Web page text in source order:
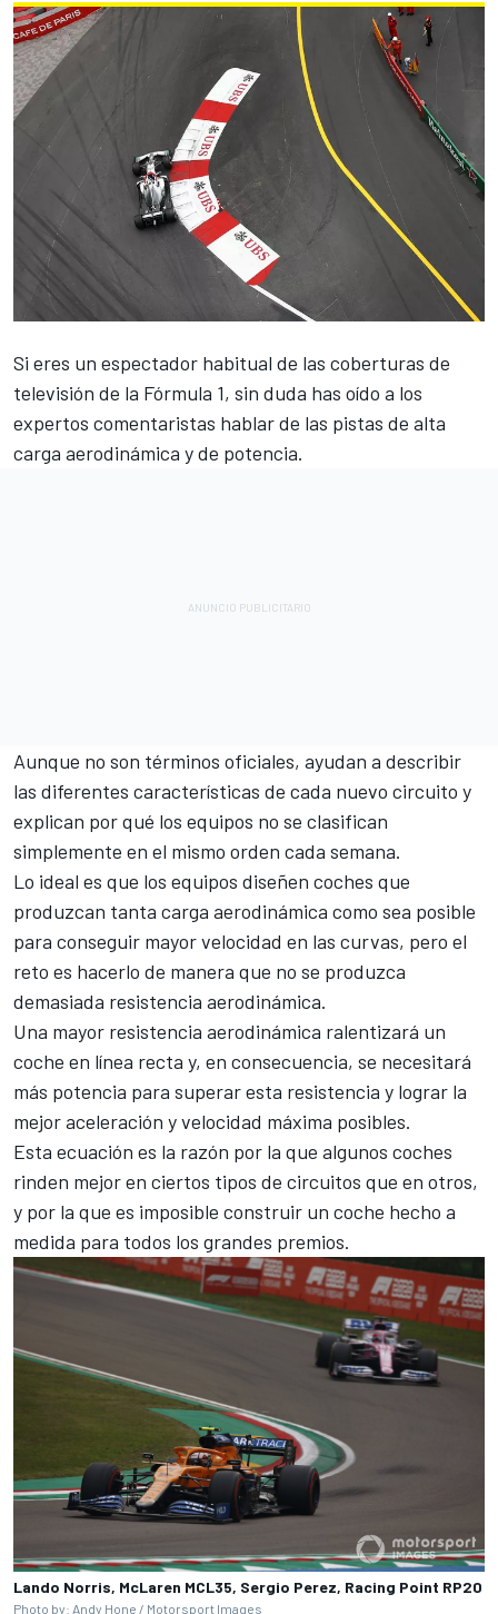
Si eres un espectador habitual de las coberturas de
televisión de la Fórmula 1, sin duda has oído a los
expertos comentaristas hablar de las pistas de alta
carga aerodinámica y de potencia.
Aunque no son términos oficiales, ayudan a describir
las diferentes características de cada nuevo circuito y
explican por qué los equipos no se clasifican
simplemente en el mismo orden cada semana.
Lo ideal es que los equipos diseñen coches que
produzcan tanta carga aerodinámica como sea posible
para conseguir mayor velocidad en las curvas, pero el
reto es hacerlo de manera que no se produzca
demasiada resistencia aerodinámica.
Una mayor resistencia aerodinámica ralentizará un
coche en línea recta y, en consecuencia, se necesitará
más potencia para superar esta resistencia y lograr la
mejor aceleración y velocidad máxima posibles.
Esta ecuación es la razón por la que algunos coches
rinden mejor en ciertos tipos de circuitos que en otros,
y por la que es imposible construir un coche hecho a
medida para todos los grandes premios.
Lando Norris, McLaren MCL35, Sergio Perez, Racing Point RP20
Photo by: Andy Hone / Motorsport Images